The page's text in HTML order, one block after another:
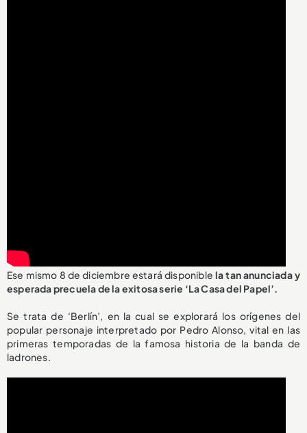
Ese mismo 8 de diciembre estará disponible la tan anunciada y
esperada precuela de la exitosa serie ‘La Casa del Papel’.
Se trata de ‘Berlín’, en la cual se explorará los orígenes del
popular personaje interpretado por Pedro Alonso, vital en las
primeras temporadas de la famosa historia de la banda de
ladrones.